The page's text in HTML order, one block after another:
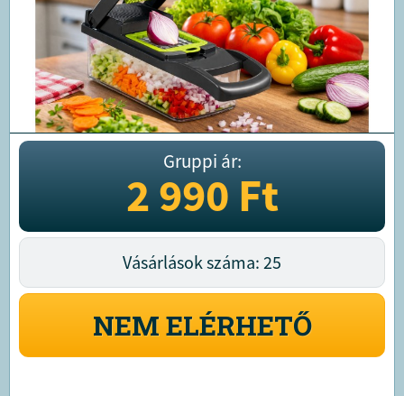
Gruppi ár:
2 990Ft
Vásárlások száma: 25
NEM ELÉRHETŐ